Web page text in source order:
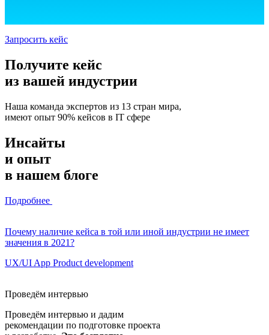
Запросить кейс
Получите кейс
из вашей индустрии
Наша команда экспертов из 13 стран мира,
имеют опыт 90% кейсов в IT сфере
Инсайты
и опыт
в нашем блоге
Подробнее
Почему наличие кейса в той или иной индустрии не имеет
значения в 2021?
UX/UI App Product development
Проведём интервью
Проведём интервью и дадим
рекомендации по подготовке проекта